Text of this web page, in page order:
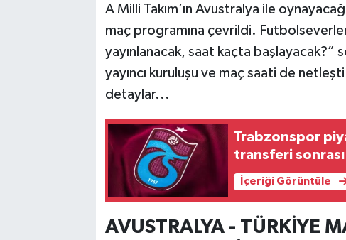
A Milli Takım’ın Avustralya ile
maç programına çevrildi.
yayınlanacak, saat kaçta başlayacak?”
yayıncı kuruluşu ve maç saati de
detaylar...
Trabzonspor
transferi
İçeriği Görüntüle
AVUSTRALYA - TÜRKİYE
KÜLTÜR SANAT